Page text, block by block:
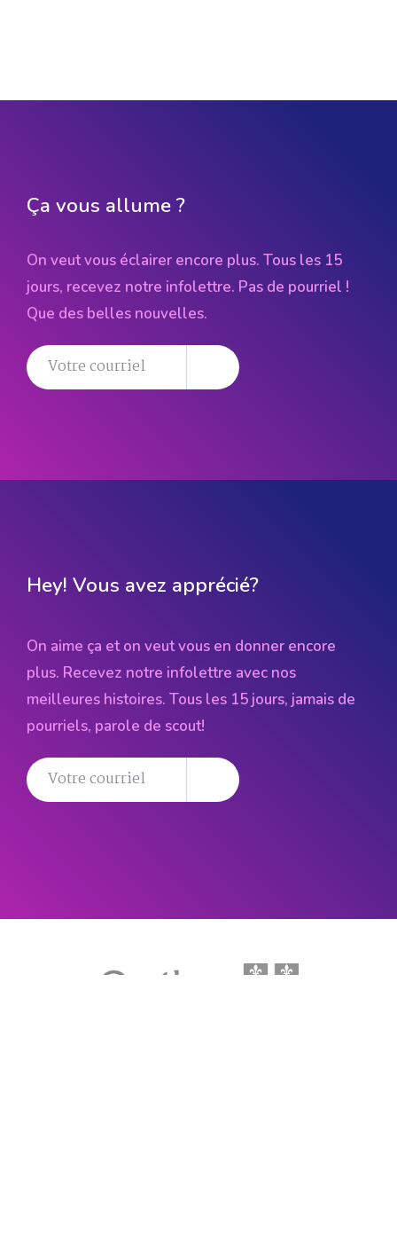
Ça vous allume ?
On veut vous éclairer encore plus. Tous les 15
jours, recevez notre infolettre. Pas de pourriel !
Que des belles nouvelles.
Hey! Vous avez apprécié?
On aime ça et on veut vous en donner encore
plus. Recevez notre infolettre avec nos
meilleures histoires. Tous les 15 jours, jamais de
pourriels, parole de scout!